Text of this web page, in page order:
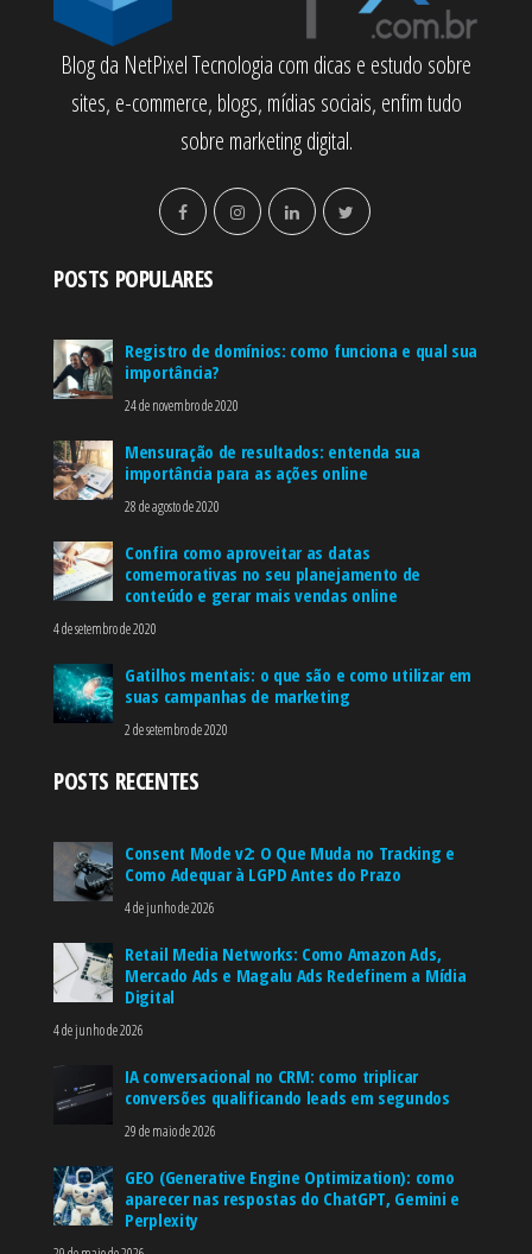
Blog da NetPixel Tecnologia com dicas e estudo sobre
sites, e-commerce, blogs, mídias sociais, enfim tudo
sobre marketing digital.
POSTS POPULARES
Registro de domínios: como funciona e qual sua
importância?
24 de novembro de 2020
Mensuração de resultados: entenda sua
importância para as ações online
28 de agosto de 2020
Confira como aproveitar as datas
comemorativas no seu planejamento de
conteúdo e gerar mais vendas online
4 de setembro de 2020
Gatilhos mentais: o que são e como utilizar em
suas campanhas de marketing
2 de setembro de 2020
POSTS RECENTES
Consent Mode v2: O Que Muda no Tracking e
Como Adequar à LGPD Antes do Prazo
4 de junho de 2026
Retail Media Networks: Como Amazon Ads,
Mercado Ads e Magalu Ads Redefinem a Mídia
Digital
4 de junho de 2026
IA conversacional no CRM: como triplicar
conversões qualificando leads em segundos
29 de maio de 2026
GEO (Generative Engine Optimization): como
aparecer nas respostas do ChatGPT, Gemini e
Perplexity